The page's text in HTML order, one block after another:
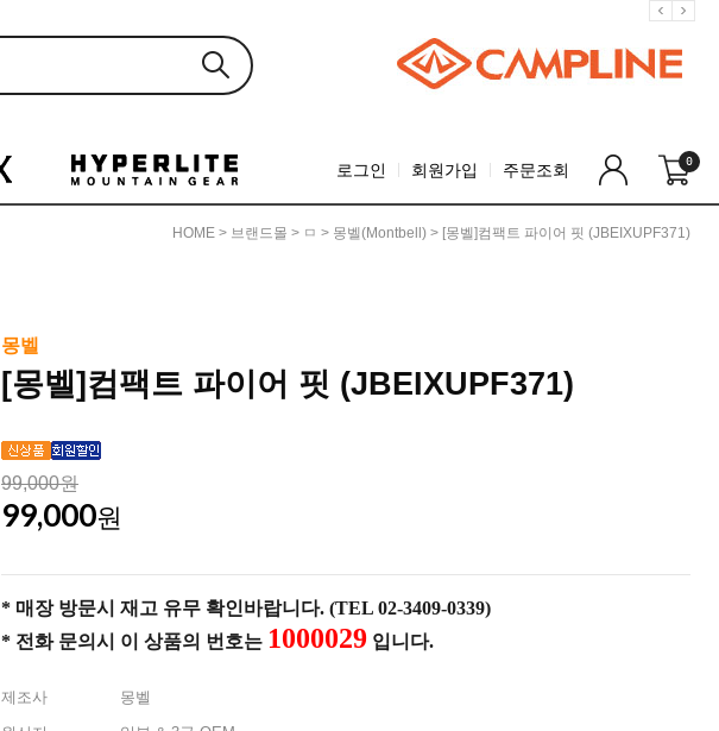
로그인 회원가입 주문조회 0
HOME > 브랜드몰 > ㅁ > 몽벨(montbell) > [몽벨]컴팩트 파이어 핏 (JBEIXUPF371)
몽벨
[몽벨]컴팩트 파이어 핏 (JBEIXUPF371)
99,000원
99,000원
* 매장 방문시 재고 유무 확인바랍니다. (TEL 02-3409-0339)
* 전화 문의시 이 상품의 번호는 1000029 입니다.
제조사
몽벨